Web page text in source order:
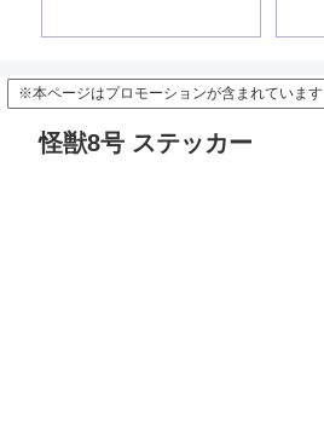
※本ページはプロモーションが含まれています
怪獣8号 ステッカー